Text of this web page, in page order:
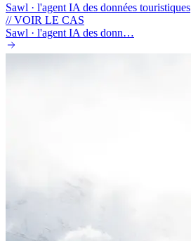
Sawl · l'agent IA des données touristiques
// VOIR LE CAS
Sawl · l'agent IA des donn…